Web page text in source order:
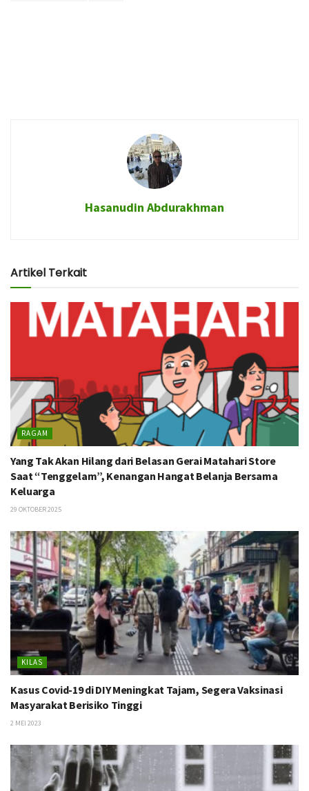
Hasanudin Abdurakhman
Artikel Terkait
RAGAM
Yang Tak Akan Hilang dari Belasan Gerai Matahari Store
Saat “Tenggelam”, Kenangan Hangat Belanja Bersama
Keluarga
29 OKTOBER 2025
KILAS
Kasus Covid-19 di DIY Meningkat Tajam, Segera Vaksinasi
Masyarakat Berisiko Tinggi
2 MEI 2023